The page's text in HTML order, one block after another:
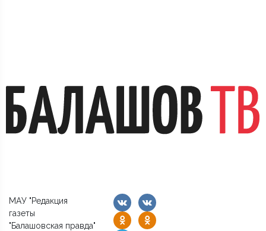
МАУ "Редакция
газеты
"Балашовская правда"